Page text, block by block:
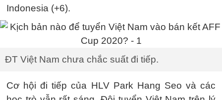
Indonesia (+6).
ĐT Việt Nam chưa chắc suất đi tiếp.
Cơ hội đi tiếp của HLV Park Hang Seo và các